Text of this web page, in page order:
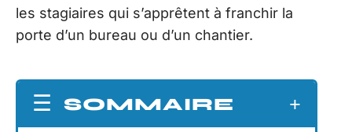
les stagiaires qui s’apprêtent à franchir la
porte d’un bureau ou d’un chantier.
SOMMAIRE